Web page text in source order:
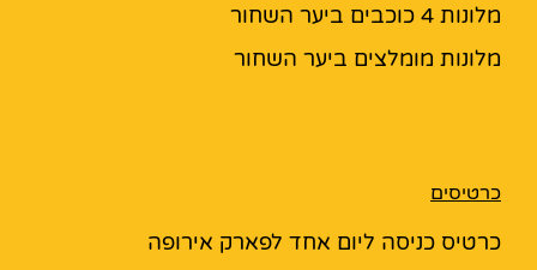
מלונות 4 כוכבים ביער השחור
מלונות מומלצים ביער השחור
כרטיסים
כרטיס כניסה ליום אחד לפארק אירופה